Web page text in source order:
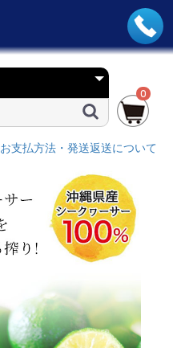
0
お支払方法・発送返送について